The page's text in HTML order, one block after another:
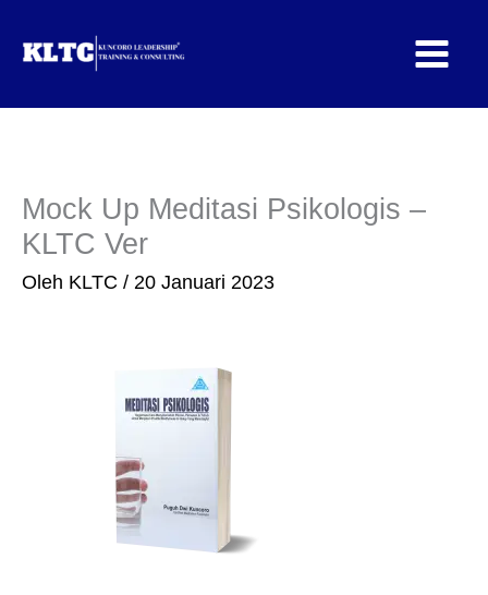
Mock Up Meditasi Psikologis –
KLTC Ver
Oleh KLTC / 20 Januari 2023